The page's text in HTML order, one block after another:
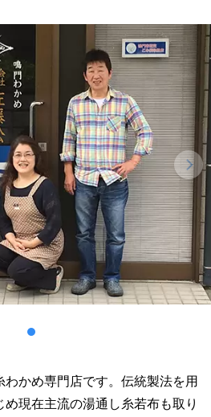
かめ専門店です。伝統製法を用
現在主流の湯通し糸若布も取り